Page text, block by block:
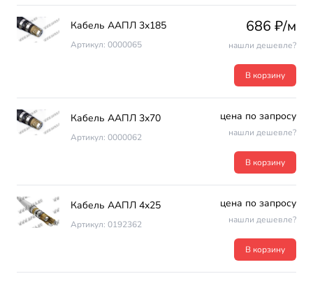
Кабель ААПЛ 3х185
Артикул: 0000065
686 ₽/м
нашли дешевле?
В корзину
Кабель ААПЛ 3х70
Артикул: 0000062
цена по запросу
нашли дешевле?
В корзину
Кабель ААПЛ 4х25
Артикул: 0192362
цена по запросу
нашли дешевле?
В корзину